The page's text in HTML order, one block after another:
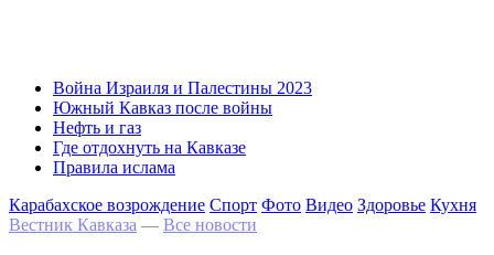
Война Израиля и Палестины 2023
Южный Кавказ после войны
Нефть и газ
Где отдохнуть на Кавказе
Правила ислама
Карабахское возрождение Спорт Фото Видео Здоровье Кухня
Вестник Кавказа — Все новости